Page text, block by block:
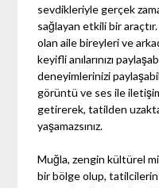
sevdikleriyle gerçek
sağlayan etkili bir
olan aile bireyleri ve
keyifli anılarınızı
deneyimlerinizi
görüntü ve ses ile
getirerek, tatilden
yaşamazsınız.
Muğla, zengin kültürel
bir bölge olup,